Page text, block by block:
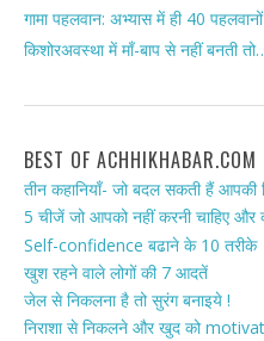
गामा पहलवान: अभ्यास में ही 40
किशोरअवस्था में माँ-बाप से नहीं बनती
BEST OF ACHHIKHABAR.COM
तीन कहानियाँ- जो बदल सकती हैं आपकी
5 चीजें जो आपको नहीं करनी चाहिए और
Self-confidence बढाने के 10 तरीके
खुश रहने वाले लोगों की 7 आदतें
जेल से निकलना है तो सुरंग बनाइये !
निराशा से निकलने और खुद को